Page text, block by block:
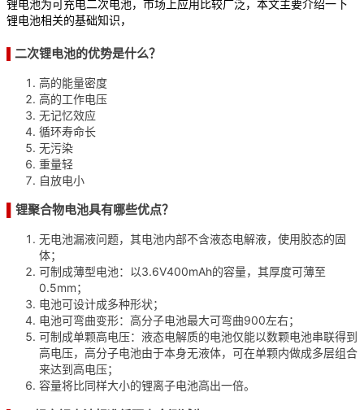
锂电池为可充电二次电池，市场上应用比较广泛，本文主要介绍一下
锂电池相关的基础知识，
二次锂电池的优势是什么？
高的能量密度
高的工作电压
无记忆效应
循环寿命长
无污染
重量轻
自放电小
锂聚合物电池具有哪些优点？
无电池漏液问题，其电池内部不含液态电解液，使用胶态的固
体；
可制成薄型电池：以3.6V400mAh的容量，其厚度可薄至
0.5mm；
电池可设计成多种形状；
电池可弯曲变形：高分子电池最大可弯曲900左右；
可制成单颗高电压：液态电解质的电池仅能以数颗电池串联得到
高电压，高分子电池由于本身无液体，可在单颗内做成多层组合
来达到高电压；
容量将比同样大小的锂离子电池高出一倍。